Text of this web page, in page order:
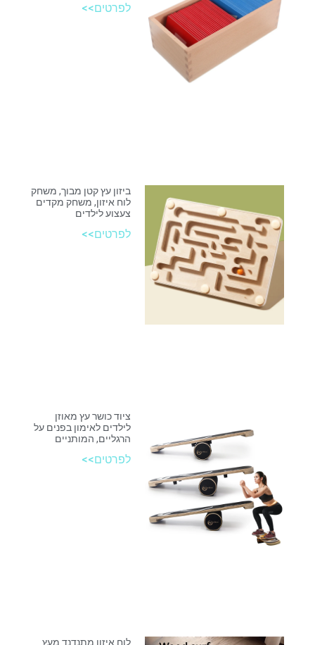
לפרטים>>
ביזון עץ קטן מבוך, משחק
לוח איזון, משחק מקדים
צעצוע לילדים
לפרטים>>
ציוד כושר עץ מאוזן
לילדים לאימון בפנים על
הרגליים, המותניים
לפרטים>>
לוח איזון מתנדנד מעץ